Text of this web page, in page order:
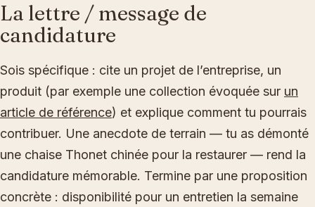
La lettre / message de
candidature
Sois spécifique : cite un projet de l’entreprise, un
produit (par exemple une collection évoquée sur un
article de référence) et explique comment tu pourrais
contribuer. Une anecdote de terrain — tu as démonté
une chaise Thonet chinée pour la restaurer — rend la
candidature mémorable. Termine par une proposition
concrète : disponibilité pour un entretien la semaine